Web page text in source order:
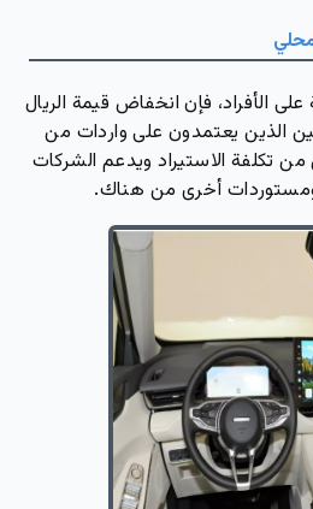
على الأفراد، فإن انخفاض قيمة الريال
الذين يعتمدون على واردات من
تكلفة الاستيراد ويدعم الشركات
أخرى من هناك.